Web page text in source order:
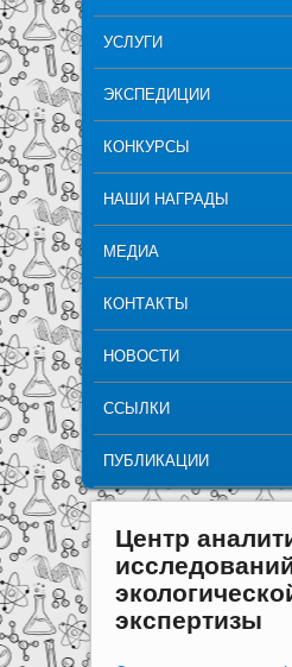
УСЛУГИ
ЭКСПЕДИЦИИ
КОНКУРСЫ
НАШИ НАГРАДЫ
МЕДИА
КОНТАКТЫ
НОВОСТИ
ССЫЛКИ
ПУБЛИКАЦИИ
Центр
экспертизы